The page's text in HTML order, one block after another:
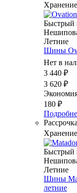
Быстрый
Летние
Шины
Нет в
3 440 ₽
3 620 ₽
180 ₽
Быстрый
Летние
Шины
летние